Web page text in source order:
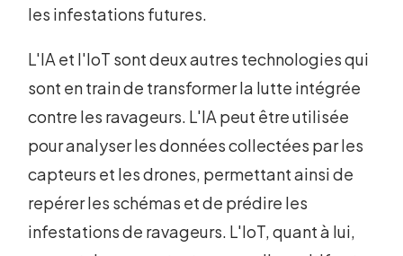
les infestations futures.
L'IA et l'IoT sont deux autres technologies qui
sont en train de transformer la lutte intégrée
contre les ravageurs. L'IA peut être utilisée
pour analyser les données collectées par les
capteurs et les drones, permettant ainsi de
repérer les schémas et de prédire les
infestations de ravageurs. L'IoT, quant à lui,